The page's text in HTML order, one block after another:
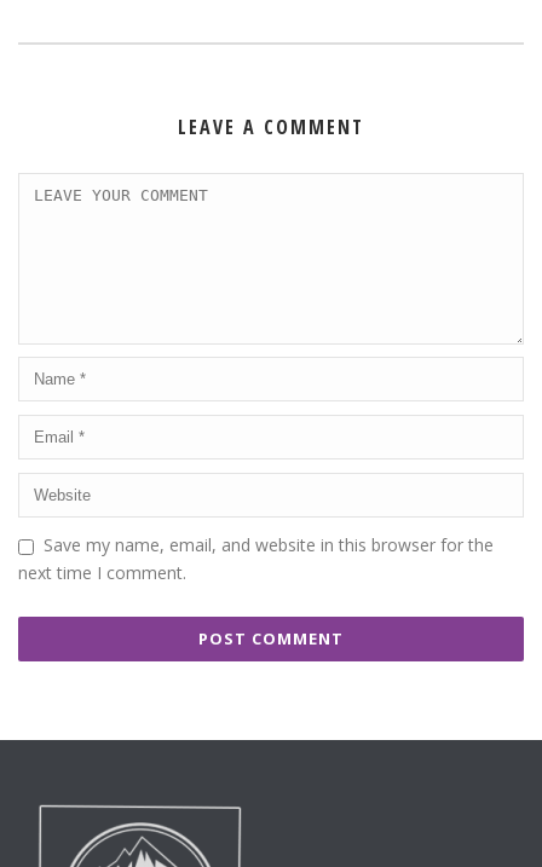
LEAVE A COMMENT
Save my name, email, and website in this browser for the
next time I comment.